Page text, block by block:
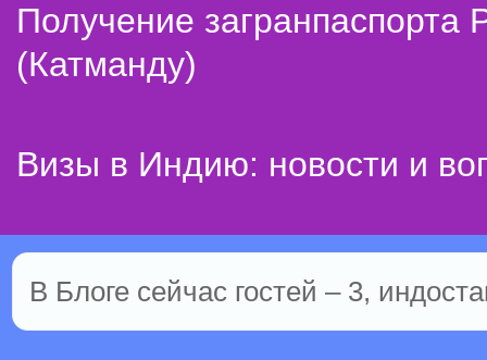
Получение
(Катманду)
Визы в Индию: новости и
В Блоге сейчас гостей – 3,